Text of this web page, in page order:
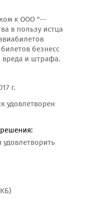
к ООО "--
в пользу истца
безнесс
вреда и штрафа.
г.
удовлетворен